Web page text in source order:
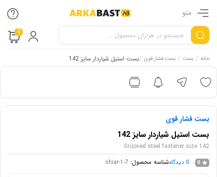
منو
0
خانه / بست / بست فشار قوی /بست استیل شیاردار سایز 142
بست فشار قوی
بست استیل شیاردار سایز 142
Grooved steel fastener size 142
0
0 دیدگاهشناسه محصول: shiar-1-7